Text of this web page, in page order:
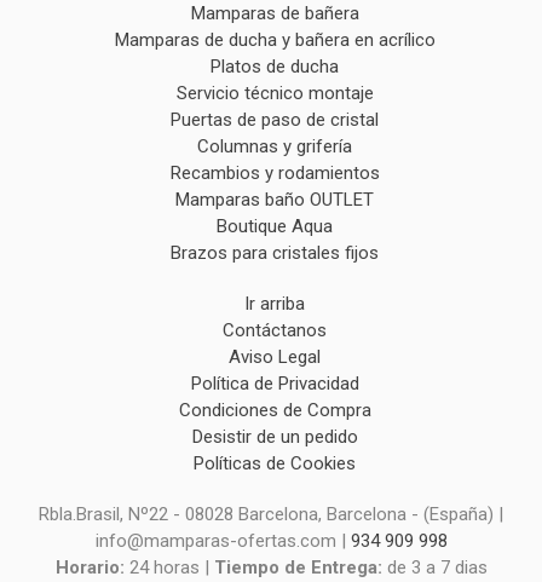
Mamparas de bañera
Mamparas de ducha y bañera en acrílico
Platos de ducha
Servicio técnico montaje
Puertas de paso de cristal
Columnas y grifería
Recambios y rodamientos
Mamparas baño OUTLET
Boutique Aqua
Brazos para cristales fijos
Ir arriba
Contáctanos
Aviso Legal
Política de Privacidad
Condiciones de Compra
Desistir de un pedido
Políticas de Cookies
Rbla.Brasil, Nº22 - 08028 Barcelona, Barcelona - (España) |
info@mamparas-ofertas.com | 934 909 998
Horario: 24 horas | Tiempo de Entrega: de 3 a 7 dias